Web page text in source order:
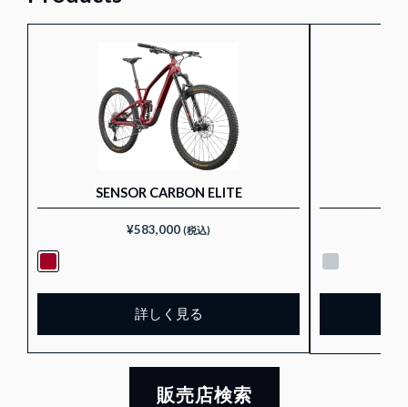
SENSOR CARBON ELITE
¥583,000 (税込)
詳しく見る
販売店検索